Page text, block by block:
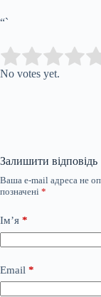
“`
Rate this item:
No votes yet.
Залишити відповідь
Ваша e-mail адреса не
позначені *
Ім’я *
Email *